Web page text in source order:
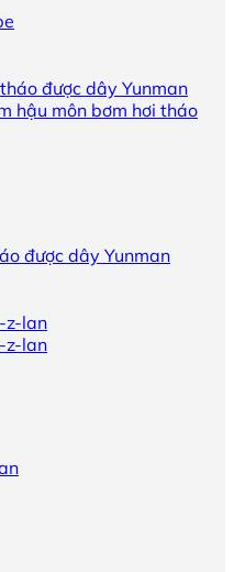
được dây Yunman